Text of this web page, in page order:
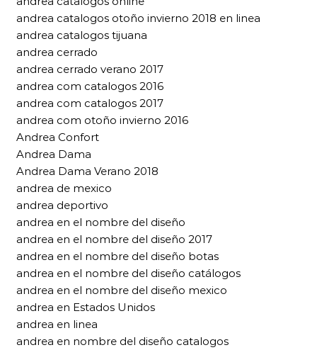
andrea catalogos otoño invierno 2018 en linea
andrea catalogos tijuana
andrea cerrado
andrea cerrado verano 2017
andrea com catalogos 2016
andrea com catalogos 2017
andrea com otoño invierno 2016
Andrea Confort
Andrea Dama
Andrea Dama Verano 2018
andrea de mexico
andrea deportivo
andrea en el nombre del diseño
andrea en el nombre del diseño 2017
andrea en el nombre del diseño botas
andrea en el nombre del diseño catálogos
andrea en el nombre del diseño mexico
andrea en Estados Unidos
andrea en linea
andrea en nombre del diseño catalogos